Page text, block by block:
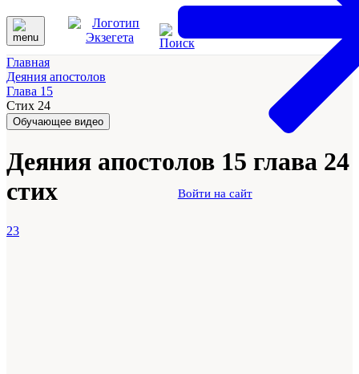
Войти на сайт
Главная
Деяния апостолов
Глава 15
Стих 24
Обучающее видео
Деяния апостолов 15 глава 24
стих
23